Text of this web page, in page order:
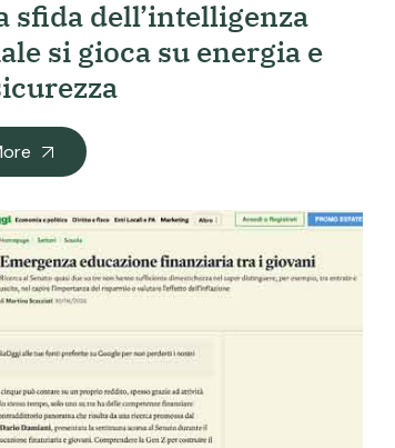
sfida dell’intelligenza
si gioca su energia e